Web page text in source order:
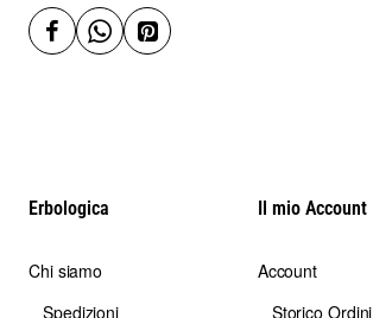
Erbologica
Chi siamo
Spedizioni
Il mio Account
Account
Storico Ordini